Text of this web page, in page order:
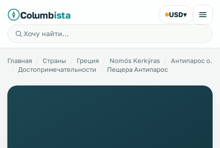
Columbista USD▾
Главная Страны Греция Nomós Kerkýras
Антипарос о.
Достопримечательности
Пещера Антипарос